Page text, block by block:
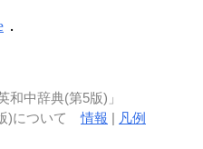
．
和中辞典(第5版)」
版)について情報 | 凡例